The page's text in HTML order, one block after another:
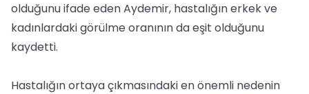
olduğunu ifade eden Aydemir, hastalığın erkek ve
kadınlardaki görülme oranının da eşit olduğunu
kaydetti.
Hastalığın ortaya çıkmasındaki en önemli nedenin